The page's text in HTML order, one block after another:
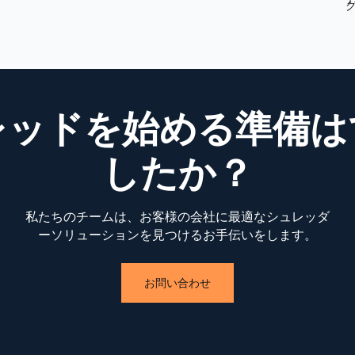
ドを始める準備
したか？
私たちのチームは、お客様の会社に最適なシュレッダ
ーソリューションを見つけるお手伝いをします。
お問い合わせ